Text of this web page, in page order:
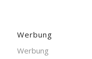
Werbung
Werbung